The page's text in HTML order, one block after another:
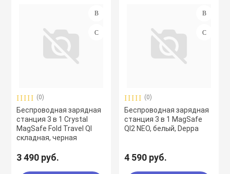
(0)
Беспроводная зарядная
станция 3 в 1 Crystal
MagSafe Fold Travel QI
складная, черная
3 490 руб.
(0)
Беспроводная зарядная
станция 3 в 1 MagSafe
QI2 NEO, белый, Deppa
4 590 руб.